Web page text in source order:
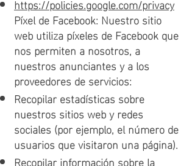
Píxel de Facebook: Nuestro sitio
web utiliza píxeles de Facebook que
nos permiten a nosotros, a
nuestros anunciantes y a los
proveedores de servicios:
Recopilar estadísticas sobre
nuestros sitios web y redes
sociales (por ejemplo, el número de
usuarios que visitaron una página).
Recopilar información sobre la